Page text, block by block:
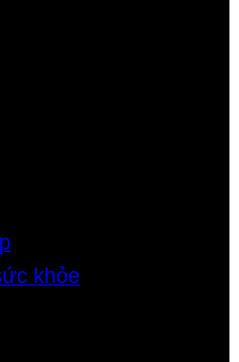
khỏe